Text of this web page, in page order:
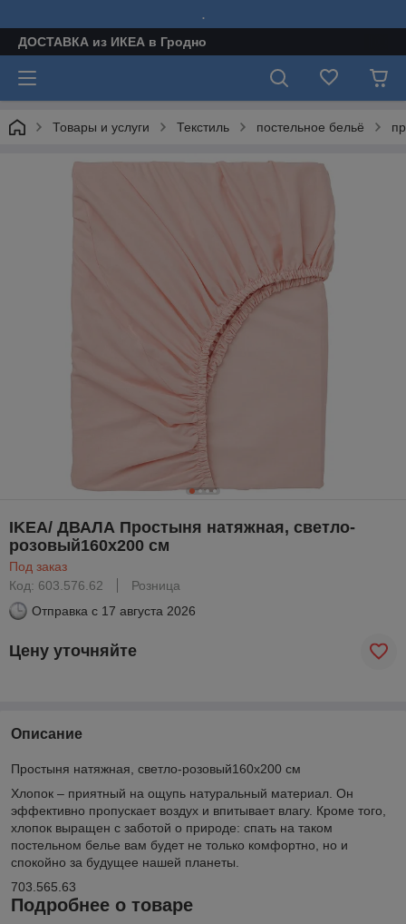
.
ДОСТАВКА из ИКЕА в Гродно
Товары и услуги Текстиль постельное бельё
IKEA/ ДВАЛА Простыня натяжная, светло-
розовый160x200 см
Под заказ
Код: 603.576.62
Розница
Отправка с 17 августа 2026
Цену уточняйте
Описание
Простыня натяжная, светло-розовый160x200 см
Хлопок – приятный на ощупь натуральный материал. Он
эффективно пропускает воздух и впитывает влагу. Кроме того,
хлопок выращен с заботой о природе: спать на таком
постельном белье вам будет не только комфортно, но и
спокойно за будущее нашей планеты.
703.565.63
Подробнее о товаре